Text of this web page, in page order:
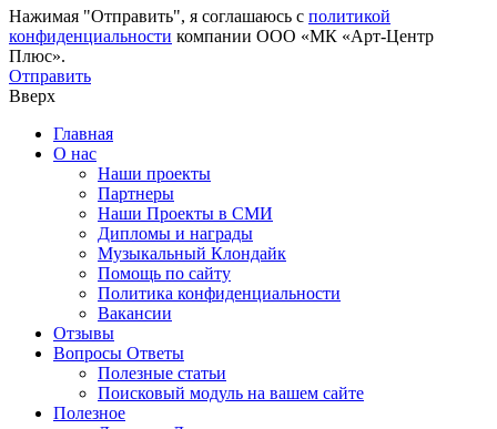
Нажимая "Отправить", я соглашаюсь с политикой
конфиденциальности компании ООО «МК «Арт-Центр
Плюс».
Отправить
Вверх
Главная
О нас
Наши проекты
Партнеры
Наши Проекты в СМИ
Дипломы и награды
Музыкальный Клондайк
Помощь по сайту
Политика конфиденциальности
Вакансии
Отзывы
Вопросы Ответы
Полезные статьи
Поисковый модуль на вашем сайте
Полезное